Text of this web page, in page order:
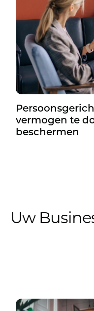
vermogen te
beschermen
Uw